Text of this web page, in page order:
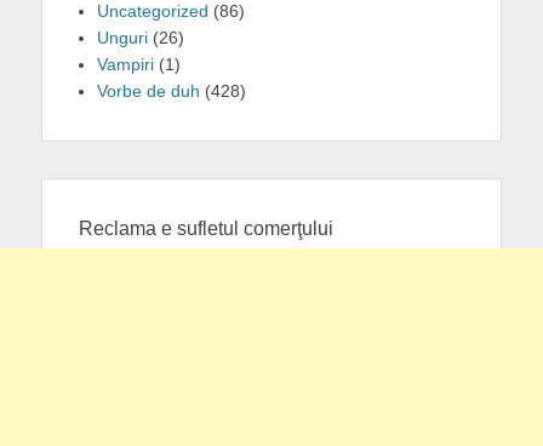
Uncategorized (86)
Unguri (26)
Vampiri (1)
Vorbe de duh (428)
Reclama e sufletul comerţului